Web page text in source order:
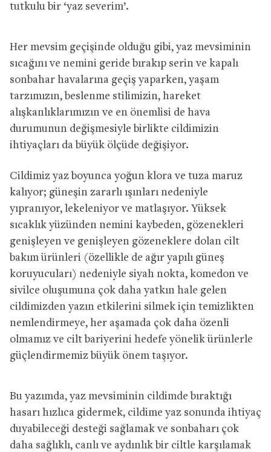
tutkulu bir ‘yaz severim’.
Her mevsim geçişinde olduğu gibi, yaz mevsiminin
sıcağını ve nemini geride bırakıp serin ve kapalı
sonbahar havalarına geçiş yaparken, yaşam
tarzımızın, beslenme stilimizin, hareket
alışkanlıklarımızın ve en önemlisi de hava
durumunun değişmesiyle birlikte cildimizin
ihtiyaçları da büyük ölçüde değişiyor.
Cildimiz yaz boyunca yoğun klora ve tuza maruz
kalıyor; güneşin zararlı ışınları nedeniyle
yıpranıyor, lekeleniyor ve matlaşıyor. Yüksek
sıcaklık yüzünden nemini kaybeden, gözenekleri
genişleyen ve genişleyen gözeneklere dolan cilt
bakım ürünleri (özellikle de ağır yapılı güneş
koruyucuları) nedeniyle siyah nokta, komedon ve
sivilce oluşumuna çok daha yatkın hale gelen
cildimizden yazın etkilerini silmek için temizlikten
nemlendirmeye, her aşamada çok daha özenli
olmamız ve cilt bariyerini hedefe yönelik ürünlerle
güçlendirmemiz büyük önem taşıyor.
Bu yazımda, yaz mevsiminin cildimde bıraktığı
hasarı hızlıca gidermek, cildime yaz sonunda ihtiyaç
duyabileceği desteği sağlamak ve sonbaharı çok
daha sağlıklı, canlı ve aydınlık bir ciltle karşılamak